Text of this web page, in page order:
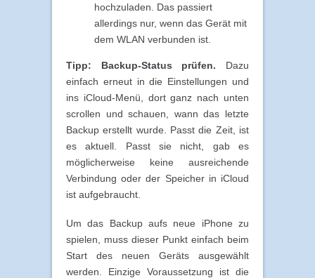
hochzuladen. Das passiert
allerdings nur, wenn das Gerät mit
dem WLAN verbunden ist.
Tipp: Backup-Status prüfen. Dazu
einfach erneut in die Einstellungen und
ins iCloud-Menü, dort ganz nach unten
scrollen und schauen, wann das letzte
Backup erstellt wurde. Passt die Zeit, ist
es aktuell. Passt sie nicht, gab es
möglicherweise keine ausreichende
Verbindung oder der Speicher in iCloud
ist aufgebraucht.
Um das Backup aufs neue iPhone zu
spielen, muss dieser Punkt einfach beim
Start des neuen Geräts ausgewählt
werden. Einzige Voraussetzung ist die